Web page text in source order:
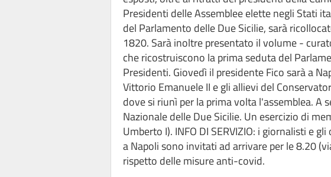
Presidenti delle Assemblee elette negli Stati
del Parlamento delle Due Sicilie, sarà
1820. Sarà inoltre presentato il volume -
che ricostruiscono la prima seduta del
Presidenti. Giovedì il presidente Fico sarà a
Vittorio Emanuele II e gli allievi del
dove si riunì per la prima volta l'assemblea.
Nazionale delle Due Sicilie. Un esercizio di
Umberto I). INFO DI SERVIZIO: i giornalisti e
a Napoli sono invitati ad arrivare per le 8.20
rispetto delle misure anti-covid.